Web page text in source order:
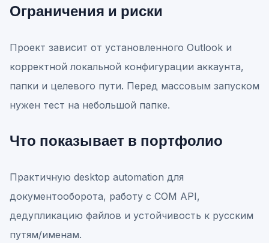
Ограничения и риски
Проект зависит от установленного Outlook и
корректной локальной конфигурации аккаунта,
папки и целевого пути. Перед массовым запуском
нужен тест на небольшой папке.
Что показывает в портфолио
Практичную desktop automation для
документооборота, работу с COM API,
дедупликацию файлов и устойчивость к русским
путям/именам.